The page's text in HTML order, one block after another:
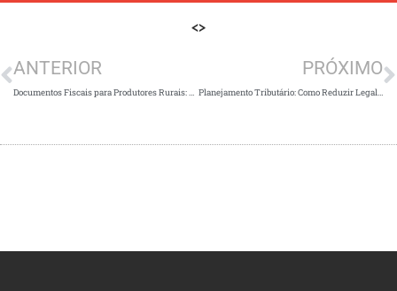
<>
ANTERIOR PRÓXIMO